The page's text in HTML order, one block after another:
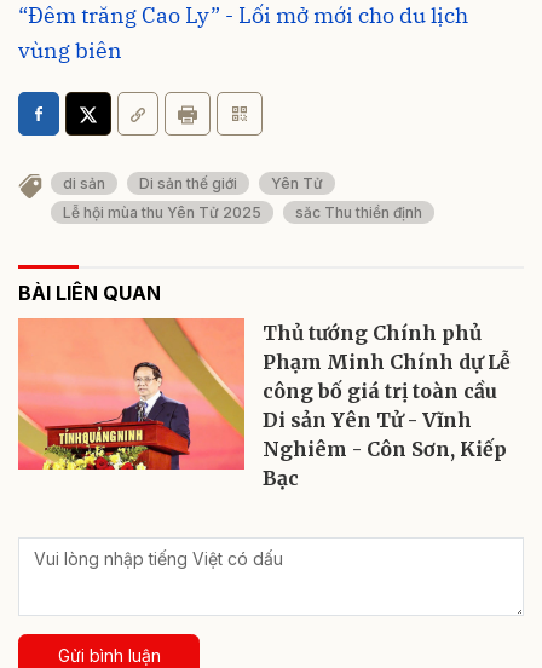
“Đêm trăng Cao Ly” - Lối mở mới cho du lịch
vùng biên
di sản Di sản thế giới
Yên Tử
Lễ hội mùa thu Yên Tử 2025
săc Thu thiền định
BÀI LIÊN QUAN
Thủ tướng Chính phủ
Phạm Minh Chính dự Lễ
công bố giá trị toàn cầu
Di sản Yên Tử - Vĩnh
Nghiêm - Côn Sơn, Kiếp
Bạc
Gửi bình luận